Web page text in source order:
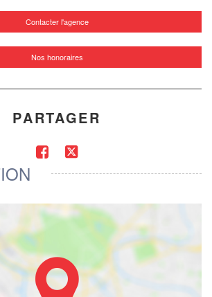
Contacter l'agence
Nos honoraires
PARTAGER